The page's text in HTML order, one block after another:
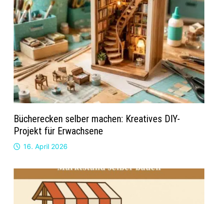
Bücherecken selber machen: Kreatives DIY-
Projekt für Erwachsene
16. April 2026